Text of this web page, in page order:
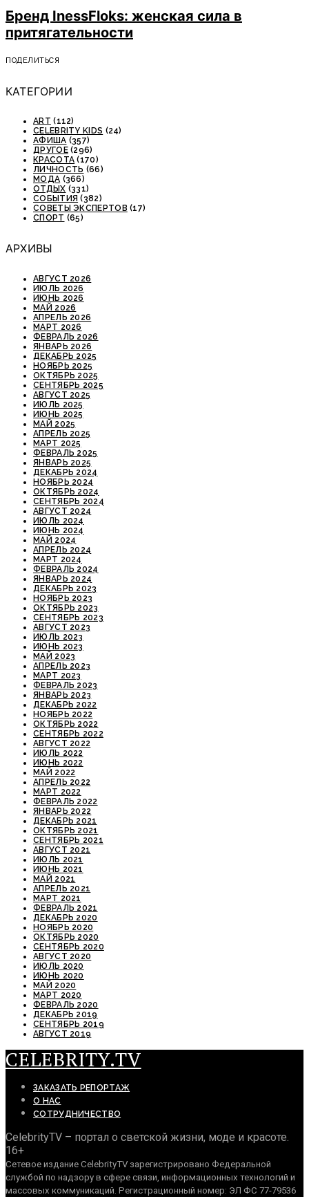
Бренд InessFloks: женская сила в
притягательности
ПОДЕЛИТЬСЯ
КАТЕГОРИИ
ART (112)
CELEBRITY KIDS (24)
АФИША (357)
ДРУГОЕ(296)
КРАСОТА (170)
ЛИЧНОСТЬ (66)
МОДА (366)
ОТДЫХ (331)
СОБЫТИЯ (382)
СОВЕТЫ ЭКСПЕРТОВ (17)
СПОРТ (65)
АРХИВЫ
АВГУСТ 2026
ИЮЛЬ 2026
ИЮНЬ 2026
МАЙ 2026
АПРЕЛЬ 2026
МАРТ 2026
ФЕВРАЛЬ 2026
ЯНВАРЬ 2026
ДЕКАБРЬ 2025
НОЯБРЬ 2025
ОКТЯБРЬ 2025
СЕНТЯБРЬ 2025
АВГУСТ 2025
ИЮЛЬ 2025
ИЮНЬ 2025
МАЙ 2025
АПРЕЛЬ 2025
МАРТ 2025
ФЕВРАЛЬ 2025
ЯНВАРЬ 2025
ДЕКАБРЬ 2024
НОЯБРЬ 2024
ОКТЯБРЬ 2024
СЕНТЯБРЬ 2024
АВГУСТ 2024
ИЮЛЬ 2024
ИЮНЬ 2024
МАЙ 2024
АПРЕЛЬ 2024
МАРТ 2024
ФЕВРАЛЬ 2024
ЯНВАРЬ 2024
ДЕКАБРЬ 2023
НОЯБРЬ 2023
ОКТЯБРЬ 2023
СЕНТЯБРЬ 2023
АВГУСТ 2023
ИЮЛЬ 2023
ИЮНЬ 2023
МАЙ 2023
АПРЕЛЬ 2023
МАРТ 2023
ФЕВРАЛЬ 2023
ЯНВАРЬ 2023
ДЕКАБРЬ 2022
НОЯБРЬ 2022
ОКТЯБРЬ 2022
СЕНТЯБРЬ 2022
АВГУСТ 2022
ИЮЛЬ 2022
ИЮНЬ 2022
МАЙ 2022
АПРЕЛЬ 2022
МАРТ 2022
ФЕВРАЛЬ 2022
ЯНВАРЬ 2022
ДЕКАБРЬ 2021
ОКТЯБРЬ 2021
СЕНТЯБРЬ 2021
АВГУСТ 2021
ИЮЛЬ 2021
ИЮНЬ 2021
МАЙ 2021
АПРЕЛЬ 2021
МАРТ 2021
ФЕВРАЛЬ 2021
ДЕКАБРЬ 2020
НОЯБРЬ 2020
ОКТЯБРЬ 2020
СЕНТЯБРЬ 2020
АВГУСТ 2020
ИЮЛЬ 2020
ИЮНЬ 2020
МАЙ 2020
МАРТ 2020
ФЕВРАЛЬ 2020
ДЕКАБРЬ 2019
СЕНТЯБРЬ 2019
АВГУСТ 2019
CELEBRITY.TV
ЗАКАЗАТЬ РЕПОРТАЖ
О НАС
СОТРУДНИЧЕСТВО
CelebrityTV – портал о светской жизни, моде и красоте.
16+
Сетевое издание CelebrityTV зарегистрировано Федеральной
службой по надзору в сфере связи, информационных технологий и
массовых коммуникаций. Регистрационный номер: ЭЛ ФС 77-79536